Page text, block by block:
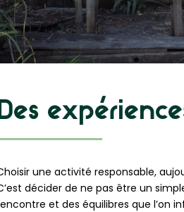
une activité responsable,
décider de ne pas être un
et des équilibres que l’on